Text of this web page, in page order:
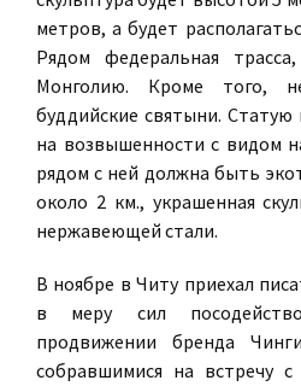
метров, а будет
Рядом федеральная
Монголию. Кроме того,
буддийские святыни.
на возвышенности с видом
рядом с ней должна быть
около 2 км., украшенная
нержавеющей стали.
В ноябре в Читу приехал
в меру сил
продвижении бренда
собравшимися на встречу